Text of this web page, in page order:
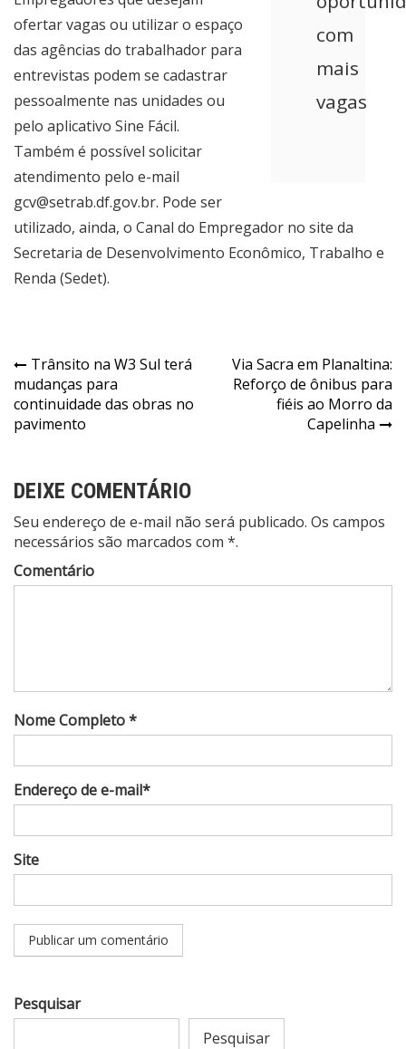
com
mais
vagas
ofertar vagas ou utilizar o espaço
das agências do trabalhador para
entrevistas podem se cadastrar
pessoalmente nas unidades ou
pelo aplicativo Sine Fácil.
Também é possível solicitar
atendimento pelo e-mail
gcv@setrab.df.gov.br. Pode ser
utilizado, ainda, o Canal do Empregador no site da
Secretaria de Desenvolvimento Econômico, Trabalho e
Renda (Sedet).
Navegação
de
Post
Trânsito na W3 Sul terá
mudanças para
continuidade das obras no
pavimento
Via Sacra em Planaltina:
Reforço de ônibus para
fiéis ao Morro da
Capelinha
DEIXE COMENTÁRIO
Seu endereço de e-mail não será publicado. Os campos
necessários são marcados com *.
Comentário
Nome Completo *
Endereço de e-mail*
Site
Pesquisar
Pesquisar